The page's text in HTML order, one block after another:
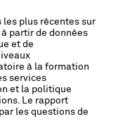
les plus récentes sur
partir de données
et de
à la formation
services
et la politique
Le rapport
les questions de